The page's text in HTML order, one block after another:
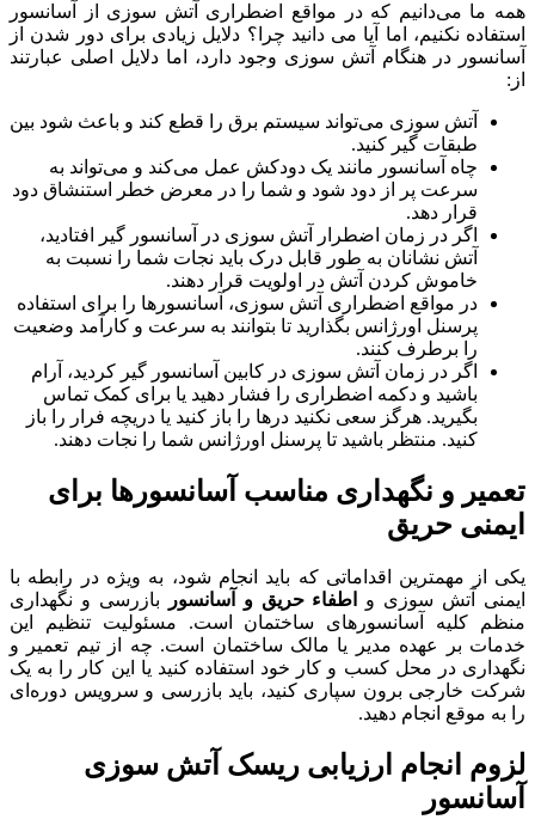
همه ما می‌دانیم که در مواقع اضطراری آتش سوزی از آسانسور
استفاده نکنیم، اما آیا می دانید چرا؟ دلایل زیادی برای دور شدن از
آسانسور در هنگام آتش سوزی وجود دارد، اما دلایل اصلی عبارتند
از:
آتش سوزی می‌تواند سیستم برق را قطع کند و باعث شود بین
طبقات گیر کنید.
چاه آسانسور مانند یک دودکش عمل می‌کند و می‌تواند به
سرعت پر از دود شود و شما را در معرض خطر استنشاق دود
قرار دهد.
اگر در زمان اضطرار آتش سوزی در آسانسور گیر افتادید،
آتش نشانان به طور قابل درک باید نجات شما را نسبت به
خاموش کردن آتش در اولویت قرار دهند.
در مواقع اضطراری آتش سوزی، آسانسورها را برای استفاده
پرسنل اورژانس بگذارید تا بتوانند به سرعت و کارآمد وضعیت
را برطرف کنند.
اگر در زمان آتش سوزی در کابین آسانسور گیر کردید، آرام
باشید و دکمه اضطراری را فشار دهید یا برای کمک تماس
بگیرید. هرگز سعی نکنید درها را باز کنید یا دریچه فرار را باز
کنید. منتظر باشید تا پرسنل اورژانس شما را نجات دهند.
تعمیر و نگهداری مناسب آسانسورها برای
ایمنی حریق
یکی از مهمترین اقداماتی که باید انجام شود، به ویژه در رابطه با
ایمنی آتش سوزی و
اطفاء حریق و آسانسور
بازرسی و نگهداری
منظم کلیه آسانسورهای ساختمان است. مسئولیت تنظیم این
خدمات بر عهده مدیر یا مالک ساختمان است. چه از تیم تعمیر و
نگهداری در محل کسب و کار خود استفاده کنید یا این کار را به یک
شرکت خارجی برون سپاری کنید، باید بازرسی و سرویس دوره‌ای
را به موقع انجام دهید.
لزوم انجام ارزیابی ریسک آتش سوزی
آسانسور